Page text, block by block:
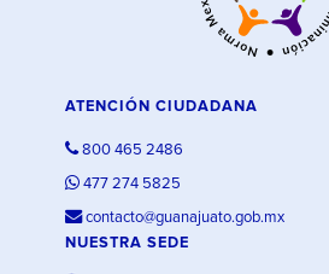
ATENCIÓN CIUDADANA
800 465 2486
477 274 5825
contacto@guanajuato.gob.mx
NUESTRA SEDE